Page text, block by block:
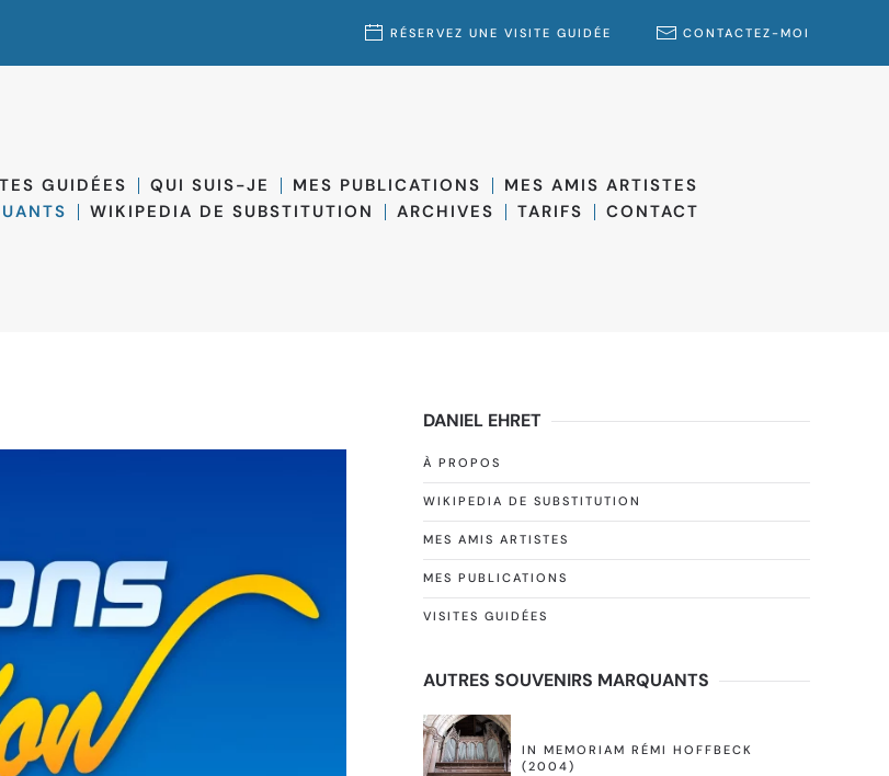
RÉSERVEZ UNE VISITE GUIDÉE CONTACTEZ-MOI
GUIDÉES QUI SUIS-JE MES PUBLICATIONS
MES AMIS ARTISTES
WIKIPEDIA DE SUBSTITUTION ARCHIVES TARIFS CONTACT
DANIEL EHRET
À PROPOS
WIKIPEDIA DE SUBSTITUTION
MES AMIS ARTISTES
MES PUBLICATIONS
VISITES GUIDÉES
AUTRES SOUVENIRS MARQUANTS
IN MEMORIAM RÉMI HOFFBECK
(2004)